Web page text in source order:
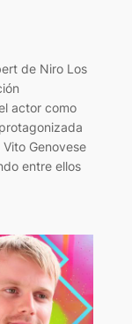
de Niro Los
actor como
Genovese
entre ellos